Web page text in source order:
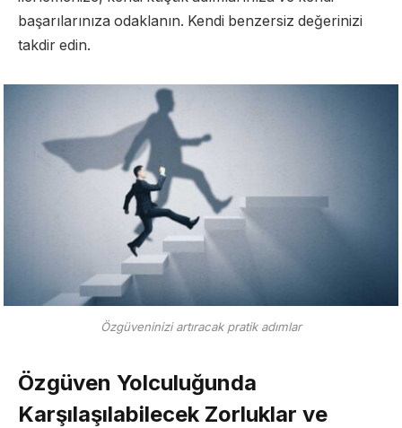
başarılarınıza odaklanın. Kendi benzersiz değerinizi
takdir edin.
Özgüveninizi artıracak pratik adımlar
Özgüven Yolculuğunda
Karşılaşılabilecek Zorluklar ve